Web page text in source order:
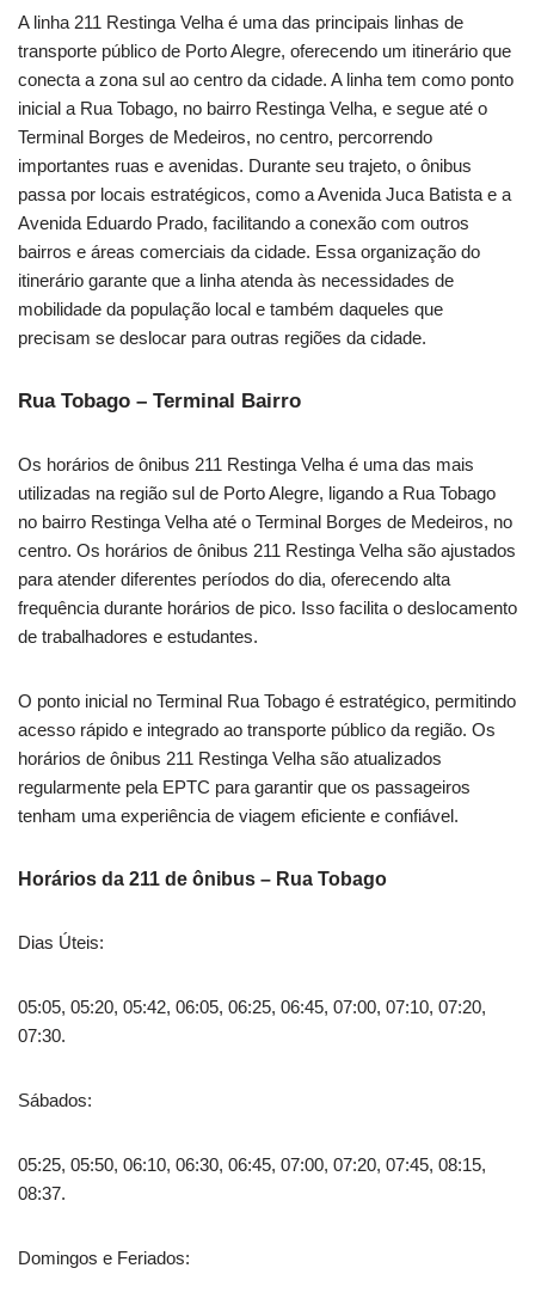
A linha 211 Restinga Velha é uma das principais linhas de
transporte público de Porto Alegre, oferecendo um itinerário que
conecta a zona sul ao centro da cidade. A linha tem como ponto
inicial a Rua Tobago, no bairro Restinga Velha, e segue até o
Terminal Borges de Medeiros, no centro, percorrendo
importantes ruas e avenidas. Durante seu trajeto, o ônibus
passa por locais estratégicos, como a Avenida Juca Batista e a
Avenida Eduardo Prado, facilitando a conexão com outros
bairros e áreas comerciais da cidade. Essa organização do
itinerário garante que a linha atenda às necessidades de
mobilidade da população local e também daqueles que
precisam se deslocar para outras regiões da cidade.
Rua Tobago – Terminal Bairro
Os horários de ônibus 211 Restinga Velha é uma das mais
utilizadas na região sul de Porto Alegre, ligando a Rua Tobago
no bairro Restinga Velha até o Terminal Borges de Medeiros, no
centro. Os horários de ônibus 211 Restinga Velha são ajustados
para atender diferentes períodos do dia, oferecendo alta
frequência durante horários de pico. Isso facilita o deslocamento
de trabalhadores e estudantes.
O ponto inicial no Terminal Rua Tobago é estratégico, permitindo
acesso rápido e integrado ao transporte público da região. Os
horários de ônibus 211 Restinga Velha são atualizados
regularmente pela EPTC para garantir que os passageiros
tenham uma experiência de viagem eficiente e confiável.
Horários da 211 de ônibus – Rua Tobago
Dias Úteis:
05:05, 05:20, 05:42, 06:05, 06:25, 06:45, 07:00, 07:10, 07:20,
07:30.
Sábados:
05:25, 05:50, 06:10, 06:30, 06:45, 07:00, 07:20, 07:45, 08:15,
08:37.
Domingos e Feriados: